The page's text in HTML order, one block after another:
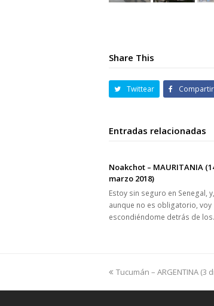
marzo 2018)
Estoy sin seguro en Senegal, y,
aunque no es obligatorio, voy
escondiéndome detrás de los…
post: